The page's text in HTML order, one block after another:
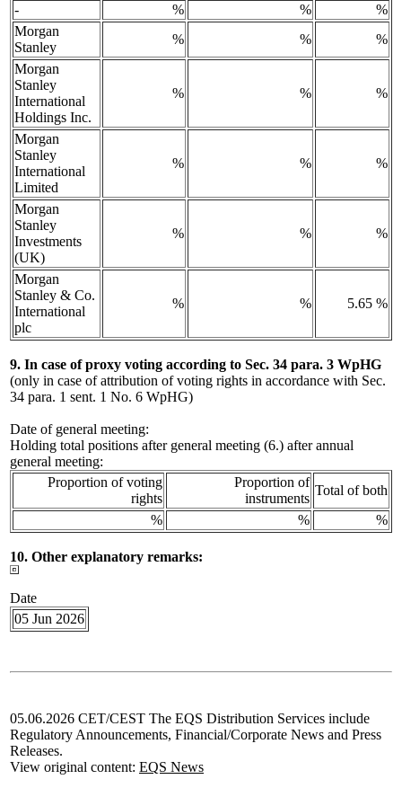
- % %
%
Morgan
Stanley
% %
%
Morgan
Stanley
International
Holdings Inc.
% % %
Morgan
Stanley
International
Limited
% % %
Morgan
Stanley
Investments
(UK)
% % %
Morgan
Stanley & Co.
International
plc
% % 5.65 %
9. In case of proxy voting according to Sec. 34 para. 3 WpHG
(only in case of attribution of voting rights in accordance with Sec.
34 para. 1 sent. 1 No. 6 WpHG)
Date of general meeting:
Holding total positions after general meeting (6.) after annual
general meeting:
Proportion of voting
rights
Proportion of
instruments
Total of both
%
% %
10. Other explanatory remarks:
Date
05 Jun 2026
05.06.2026 CET/CEST The EQS Distribution Services include
Regulatory Announcements, Financial/Corporate News and Press
Releases.
View original content: EQS News